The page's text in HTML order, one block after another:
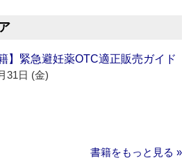
】緊急避妊薬OTC適正販売ガイド
31日 (金)
書籍をもっと見る »